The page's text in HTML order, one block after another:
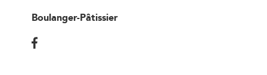
Boulanger-Pâtissier